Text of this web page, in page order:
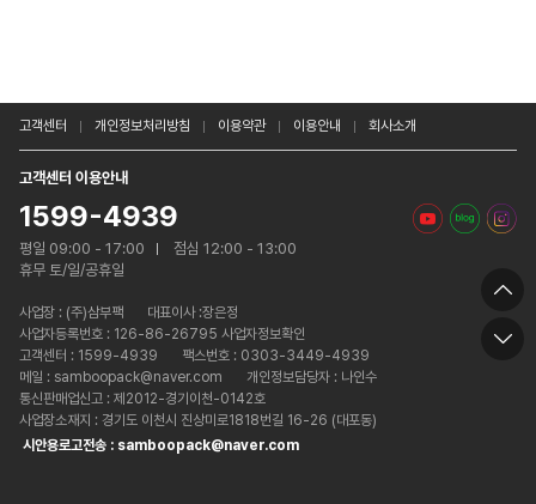
고객센터 개인정보처리방침 이용약관 이용안내 회사소개
고객센터 이용안내
1599-4939
평일 09:00 - 17:00
점심 12:00 - 13:00
휴무 토/일/공휴일
사업장 : (주)삼부팩
대표이사 :장은정
사업자등록번호 : 126-86-26795 사업자정보확인
고객센터 : 1599-4939
팩스번호 : 0303-3449-4939
메일 : samboopack@naver.com
개인정보담당자 : 나인수
통신판매업신고 : 제2012-경기이천-0142호
사업장소재지 : 경기도 이천시 진상미로1818번길 16-26 (대포동)
시안용로고전송 : samboopack@naver.com